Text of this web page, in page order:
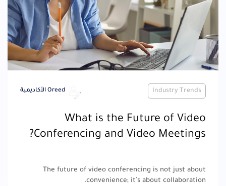
Industry Trends Oreed الأكاديمية
What is the Future of Video
Conferencing and Video Meetings?
The future of video conferencing is not just about
convenience; it’s about collaboration.